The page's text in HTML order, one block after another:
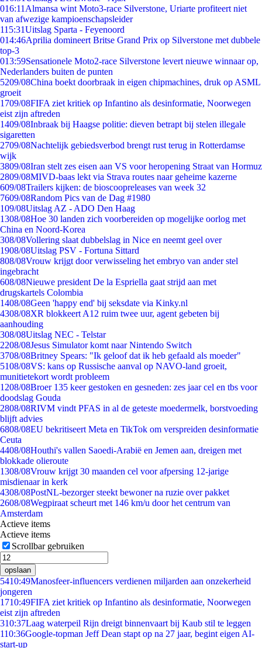
016:11 Almansa wint Moto3-race Silverstone, Uriarte profiteert niet
van afwezige kampioenschapsleider
115:31Uitslag Sparta - Feyenoord
014:46Aprilia domineert Britse Grand Prix op Silverstone met dubbele
top-3
013:59Sensationele Moto2-race Silverstone levert nieuwe winnaar op,
Nederlanders buiten de punten
5209/08China boekt doorbraak in eigen chipmachines, druk op ASML
groeit
1709/08FIFA ziet kritiek op Infantino als desinformatie, Noorwegen
eist zijn aftreden
1409/08Inbraak bij Haagse politie: dieven betrapt bij stelen illegale
sigaretten
2709/08Nachtelijk gebiedsverbod brengt rust terug in Rotterdamse
wijk
3809/08Iran stelt zes eisen aan VS voor heropening Straat van Hormuz
2809/08MIVD-baas lekt via Strava routes naar geheime kazerne
609/08Trailers kijken: de bioscoopreleases van week 32
7609/08Random Pics van de Dag #1980
109/08Uitslag AZ - ADO Den Haag
1308/08Hoe 30 landen zich voorbereiden op mogelijke oorlog met
China en Noord-Korea
308/08Vollering slaat dubbelslag in Nice en neemt geel over
1908/08Uitslag PSV - Fortuna Sittard
808/08Vrouw krijgt door verwisseling het embryo van ander stel
ingebracht
608/08Nieuwe president De la Espriella gaat strijd aan met
drugskartels Colombia
1408/08Geen 'happy end' bij seksdate via Kinky.nl
4308/08XR blokkeert A12 ruim twee uur, agent gebeten bij
aanhouding
308/08Uitslag NEC - Telstar
2208/08Jesus Simulator komt naar Nintendo Switch
3708/08Britney Spears: "Ik geloof dat ik heb gefaald als moeder"
5108/08VS: kans op Russische aanval op NAVO-land groeit,
munitietekort wordt probleem
1208/08Broer 135 keer gestoken en gesneden: zes jaar cel en tbs voor
doodslag Gouda
2808/08RIVM vindt PFAS in al de geteste moedermelk, borstvoeding
blijft advies
6808/08EU bekritiseert Meta en TikTok om verspreiden desinformatie
Ceuta
4408/08Houthi's vallen Saoedi-Arabië en Jemen aan, dreigen met
blokkade olieroute
1308/08Vrouw krijgt 30 maanden cel voor afpersing 12-jarige
misdienaar in kerk
4308/08PostNL-bezorger steekt bewoner na ruzie over pakket
2608/08Wegpiraat scheurt met 146 km/u door het centrum van
Amsterdam
Actieve items
Actieve items
Scrollbar gebruiken
opslaan
5410:49Manosfeer-influencers verdienen miljarden aan onzekerheid
jongeren
1710:49FIFA ziet kritiek op Infantino als desinformatie, Noorwegen
eist zijn aftreden
310:37Laag waterpeil Rijn dreigt binnenvaart bij Kaub stil te leggen
110:36Google-topman Jeff Dean stapt op na 27 jaar, begint eigen AI-
start-up